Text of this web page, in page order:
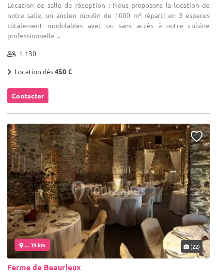
Location de salle de réception : Nous proposons la location de
notre salle, un ancien moulin de 1000 m² réparti en 3 espaces
totalement modulables avec ou sans accès à notre cuisine
professionnelle ...
1-130
Location dès450 €
Contacter
... 39 km (22)
Ferme de Beaurieux